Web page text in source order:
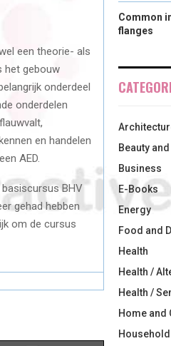
een theorie- als
het gebouw
onderdeel
onderdelen
en handelen
AED.
BHV
gehad hebben
om de cursus
Common
flanges
Beauty
Business
E-Books
Energy
Food and
Health
Health /
Health /
Home and
Household